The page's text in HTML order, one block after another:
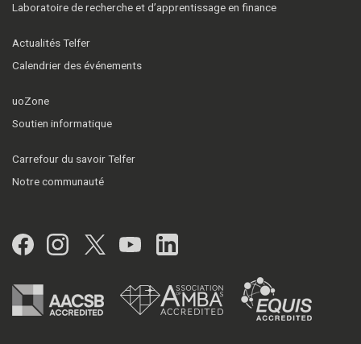
Laboratoire de recherche et d’apprentissage en finance
Actualités Telfer
Calendrier des événements
uoZone
Soutien informatique
Carrefour du savoir Telfer
Notre communauté
Facebook
Instagram
Twitter
YouTubeLinkedIn